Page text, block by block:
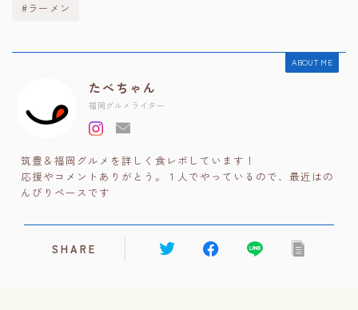
#ラーメン
ABOUT ME
たべちゃん
福岡グルメライター
筑豊＆福岡グルメを詳しく食レポしています！
応援やコメントありがとう。１人でやっているので、最近はの
んびりペースです
SHARE